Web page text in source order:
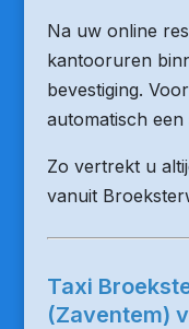
Na uw online
kantooruren
bevestiging.
automatisch een
Zo vertrekt u
vanuit
Taxi
(Zaventem)